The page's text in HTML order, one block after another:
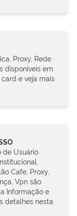
Proxy, Rede
disponíveis em
e veja mais
de Usuário
Cafe, Proxy,
Vpn são
Informação e
detalhes nesta